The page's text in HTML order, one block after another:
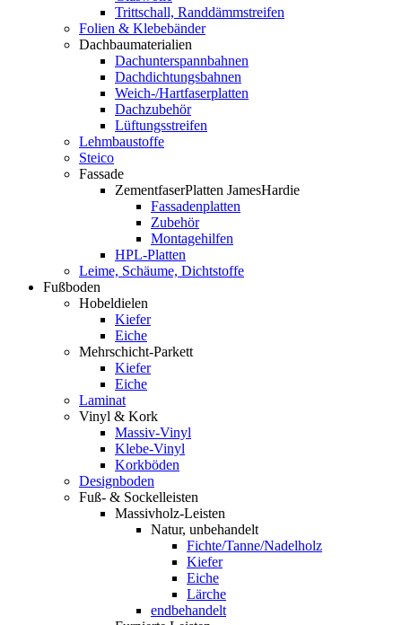
Trittschall, Randdämmstreifen
Folien & Klebebänder
Dachbaumaterialien
Dachunterspannbahnen
Dachdichtungsbahnen
Weich-/Hartfaserplatten
Dachzubehör
Lüftungsstreifen
Lehmbaustoffe
Steico
Fassade
ZementfaserPlatten JamesHardie
Fassadenplatten
Zubehör
Montagehilfen
HPL-Platten
Leime, Schäume, Dichtstoffe
Fußboden
Hobeldielen
Kiefer
Eiche
Mehrschicht-Parkett
Kiefer
Eiche
Laminat
Vinyl & Kork
Massiv-Vinyl
Klebe-Vinyl
Korkböden
Designboden
Fuß- & Sockelleisten
Massivholz-Leisten
Natur, unbehandelt
Fichte/Tanne/Nadelholz
Kiefer
Eiche
Lärche
endbehandelt